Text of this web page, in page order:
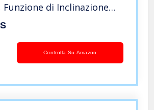
Funzione di Inclinazione
e Schienale in Rete
Controlla Su Amazon